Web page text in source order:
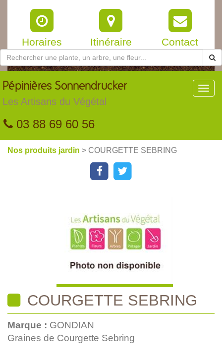
Horaires Itinéraire Contact
Pépinières Sonnendrucker
Les Artisans du Végétal
03 88 69 60 56
Nos produits jardin > COURGETTE SEBRING
COURGETTE SEBRING
Marque : GONDIAN
Graines de Courgette Sebring